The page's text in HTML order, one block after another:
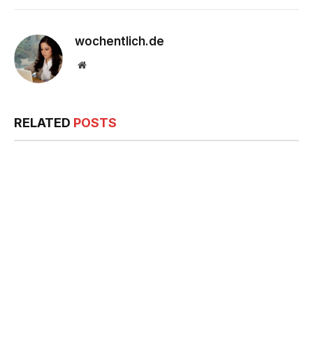
wochentlich.de
Website
RELATED POSTS